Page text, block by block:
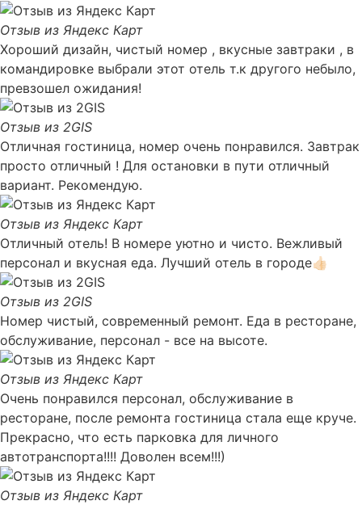
Отзыв из Яндекс Карт
Хороший дизайн, чистый номер , вкусные завтраки , в
командировке выбрали этот отель т.к другого небыло,
превзошел ожидания!
Отзыв из 2GIS
Отличная гостиница, номер очень понравился. Завтрак
просто отличный ! Для остановки в пути отличный
вариант. Рекомендую.
Отзыв из Яндекс Карт
Отличный отель! В номере уютно и чисто. Вежливый
персонал и вкусная еда. Лучший отель в городе👍🏻
Отзыв из 2GIS
Номер чистый, современный ремонт. Еда в ресторане,
обслуживание, персонал - все на высоте.
Отзыв из Яндекс Карт
Очень понравился персонал, обслуживание в
ресторане, после ремонта гостиница стала еще круче.
Прекрасно, что есть парковка для личного
автотранспорта!!!! Доволен всем!!!)
Отзыв из Яндекс Карт